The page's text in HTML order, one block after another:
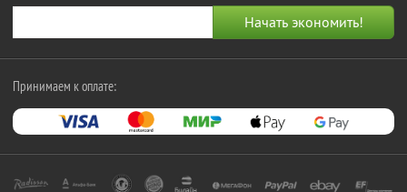
Принимаем к оплате: